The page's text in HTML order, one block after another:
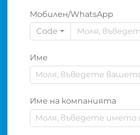
Мобилен/WhatsApp
Code
Име
Име на компанията